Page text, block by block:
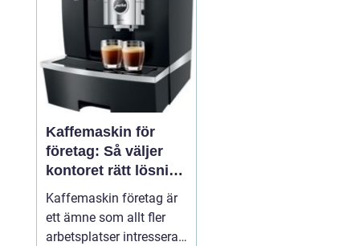
Kaffemaskin för
företag: Så väljer
kontoret rätt lösning
för kaffe på jobbet
Kaffemaskin företag är
ett ämne som allt fler
arbetsplatser intresserar